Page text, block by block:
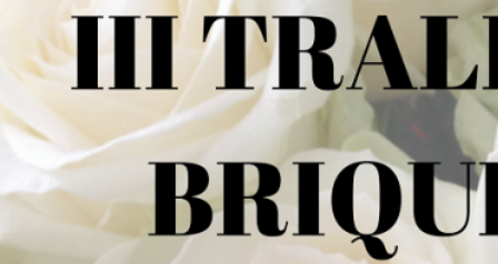
a
Virgen
del
Pinar.
Los
San
Juan
Dios
donan